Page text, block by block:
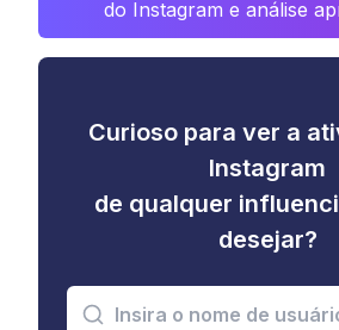
do Instagram e análise
Curioso para ver a
Instagram
de qualquer
desejar?